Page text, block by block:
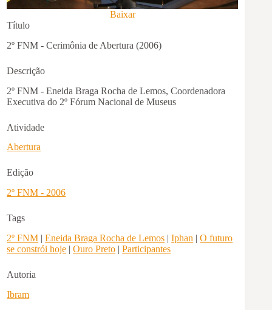
Baixar
Título
2º FNM - Cerimônia de Abertura (2006)
Descrição
2º FNM - Eneida Braga Rocha de Lemos, Coordenadora
Executiva do 2º Fórum Nacional de Museus
Atividade
Abertura
Edição
2º FNM - 2006
Tags
2º FNM |Eneida Braga Rocha de Lemos |Iphan |O futuro
se constrói hoje |Ouro Preto |Participantes
Autoria
Ibram